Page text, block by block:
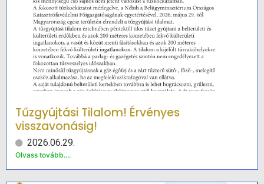
Tűzgyújtási Tilalom! Érvényes
visszavonásig!
2026.06.29.
Olvass tovább....